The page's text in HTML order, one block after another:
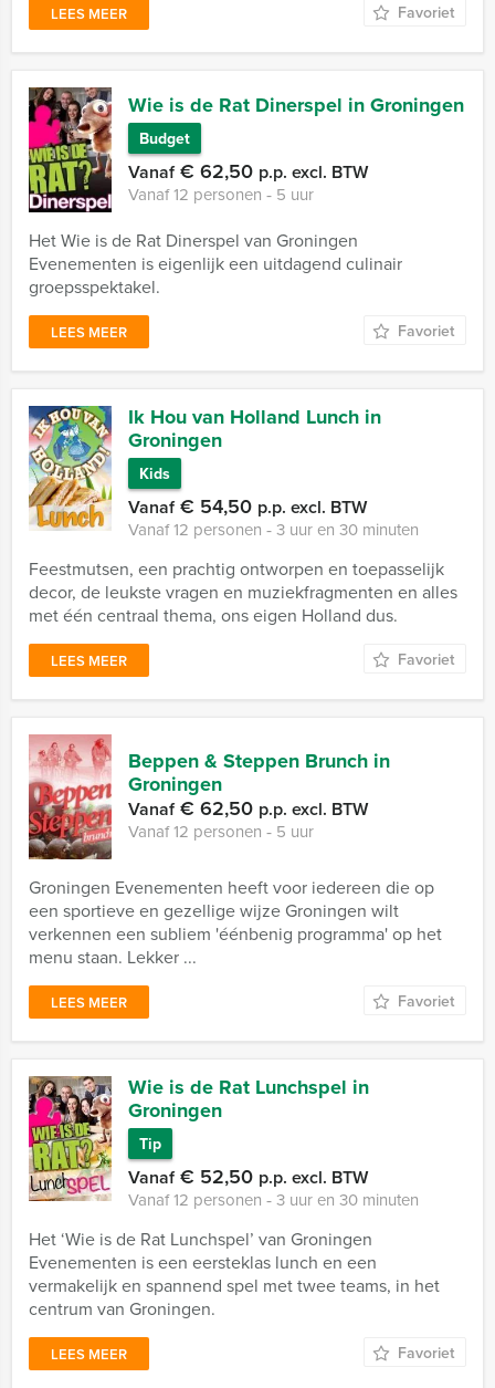
LEES MEER Favoriet
Wie is de Rat Dinerspel in Groningen
Budget
Vanaf€ 62,50 p.p. excl. BTW
Vanaf 12 personen ‐ 5 uur
Het Wie is de Rat Dinerspel van Groningen
Evenementen is eigenlijk een uitdagend culinair
groepsspektakel.
LEES MEER Favoriet
Ik Hou van Holland Lunch in
Groningen
Kids
Vanaf€ 54,50 p.p. excl. BTW
Vanaf 12 personen ‐ 3 uur en 30 minuten
Feestmutsen, een prachtig ontworpen en toepasselijk
decor, de leukste vragen en muziekfragmenten en alles
met één centraal thema, ons eigen Holland dus.
LEES MEER Favoriet
Beppen & Steppen Brunch in
Groningen
Vanaf€ 62,50 p.p. excl. BTW
Vanaf 12 personen ‐ 5 uur
Groningen Evenementen heeft voor iedereen die op
een sportieve en gezellige wijze Groningen wilt
verkennen een subliem 'éénbenig programma' op het
menu staan. Lekker ...
LEES MEER Favoriet
Wie is de Rat Lunchspel in
Groningen
Tip
Vanaf€ 52,50 p.p. excl. BTW
Vanaf 12 personen ‐ 3 uur en 30 minuten
Het ‘Wie is de Rat Lunchspel’ van Groningen
Evenementen is een eersteklas lunch en een
vermakelijk en spannend spel met twee teams, in het
centrum van Groningen.
LEES MEER Favoriet